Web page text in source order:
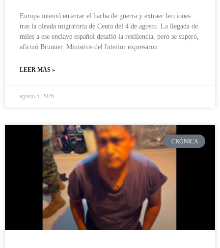
Europa intentó enterrar el hacha de guerra y extraer lecciones
tras la oleada migratoria de Ceuta del 4 de agosto. La llegada de
miles a ese enclave español desafió la resiliencia, pero se superó,
afirmó Brunner. Ministros del Interior expresaron
LEER MÁS »
agosto 5, 2026
CRÓNICA